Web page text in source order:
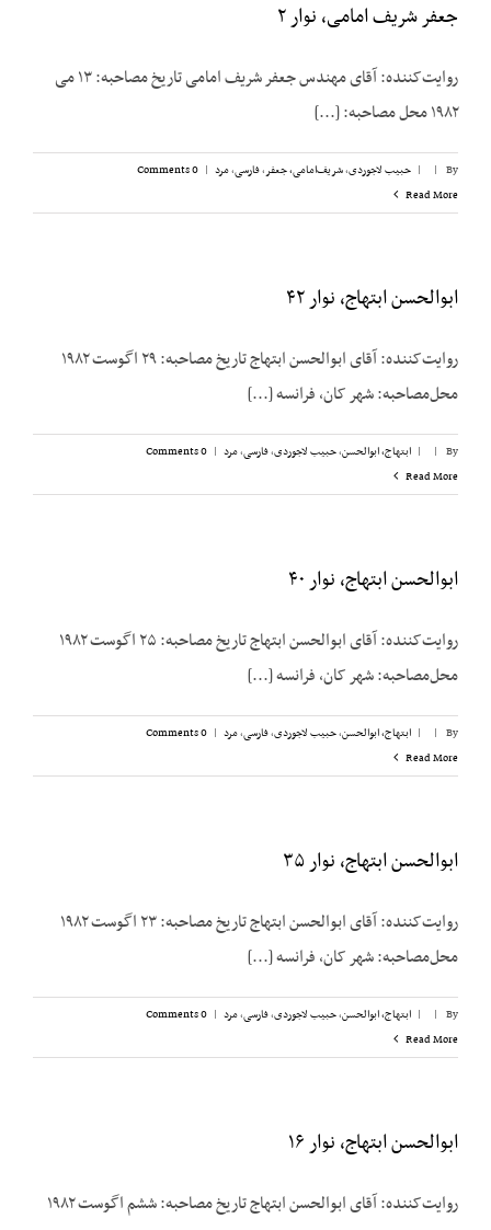
جعفر شریف امامی، نوار ۲
روایت‌کننده: آقای مهندس جعفر شریف امامی تاریخ مصاحبه: ۱۳ می
۱۹۸۲ محل مصاحبه: [...]
By
|
| حبیب لاجوردی,شریف‌امامی، جعفر,فارسی,مرد |
0 Comments
Read More
ابوالحسن ابتهاج، نوار ۴۲
روایت‌کننده: آقای ابوالحسن ابتهاج تاریخ مصاحبه: ۲۹ اگوست ۱۹۸۲
محل‌مصاحبه: شهر کان، فرانسه [...]
By
|
| ابتهاج، ابوالحسن,حبیب لاجوردی,فارسی,مرد |
0 Comments
Read More
ابوالحسن ابتهاج، نوار ۴۰
روایت‌کننده: آقای ابوالحسن ابتهاج تاریخ مصاحبه: ۲۵ اگوست ۱۹۸۲
محل‌مصاحبه: شهر کان، فرانسه [...]
By
|
| ابتهاج، ابوالحسن,حبیب لاجوردی,فارسی,مرد |
0 Comments
Read More
ابوالحسن ابتهاج، نوار ۳۵
روایت‌کننده: آقای ابوالحسن ابتهاج تاریخ مصاحبه: ۲۳ اگوست ۱۹۸۲
محل‌مصاحبه: شهر کان، فرانسه [...]
By
|
| ابتهاج، ابوالحسن,حبیب لاجوردی,فارسی,مرد |
0 Comments
Read More
ابوالحسن ابتهاج، نوار ۱۶
روایت‌کننده: آقای ابوالحسن ابتهاج تاریخ مصاحبه: ششم اگوست ۱۹۸۲